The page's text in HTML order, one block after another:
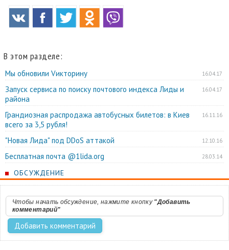
В этом разделе:
16.04.17
Мы обновили Vикторину
16.04.17
Запуск сервиса по поиску почтового индекса Лиды и
района
16.11.16
Грандиозная распродажа автобусных билетов: в Киев
всего за 3,5 рубля!
12.10.16
"Новая Лида" под DDoS аттакой
28.03.14
Бесплатная почта @1lida.org
ОБСУЖДЕНИЕ
Чтобы начать обсуждение, нажмите кнопку "Добавить
комментарий"